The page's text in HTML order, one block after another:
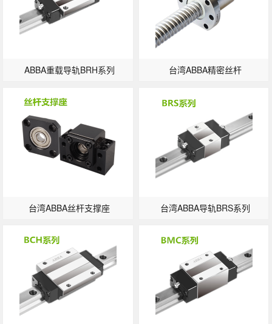
ABBA重载导轨BRH系列 台湾ABBA精密丝杆
台湾ABBA丝杆支撑座 台湾ABBA导轨BRS系列